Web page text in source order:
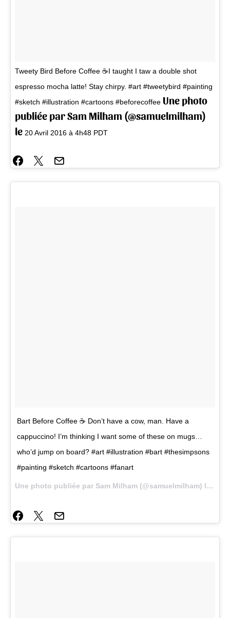
Tweety Bird Before Coffee ☕I taught I taw a double shot
espresso mocha latte! Stay chirpy. #art #tweetybird #painting
#sketch #illustration #cartoons #beforecoffee Une photo
publiée par Sam Milham (@samuelmilham)
le 20 Avril 2016 à 4h48 PDT
Bart Before Coffee ☕ Don’t have a cow, man. Have a
cappuccino! I’m thinking I want some of these on mugs…
who’d jump on board? #art #illustration #bart #thesimpsons
#painting #sketch #cartoons #fanart
Une photo publiée par Sam Milham (@samuelmilham) le